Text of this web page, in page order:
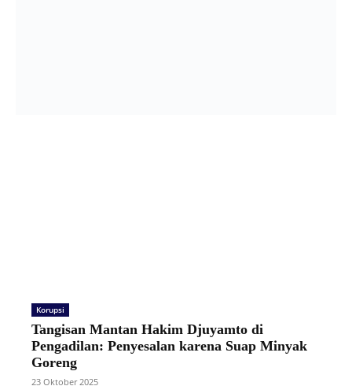
Korupsi
Tangisan Mantan Hakim Djuyamto di
Pengadilan: Penyesalan karena Suap Minyak
Goreng
23 Oktober 2025